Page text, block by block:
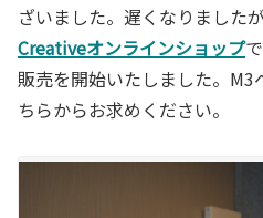
ざいました。遅くなりましたが
Creativeオンラインショップ
販売を開始いたしました。
ちらからお求めください。